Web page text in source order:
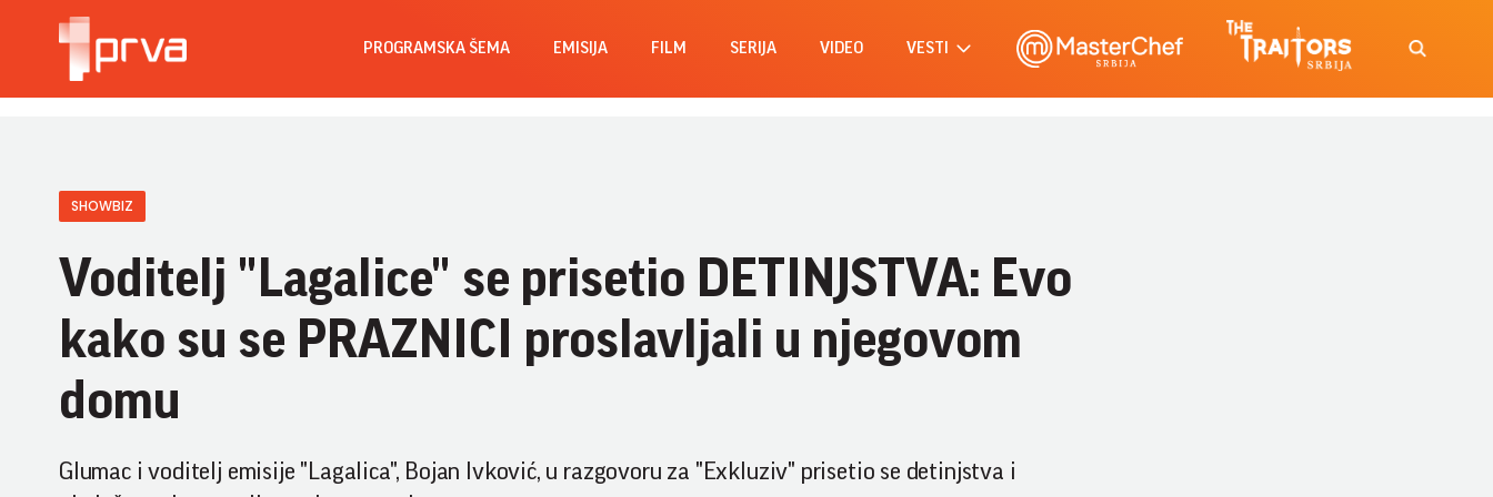
PROGRAMSKA ŠEMA EMISIJA FILM SERIJA VIDEO VESTI
SHOWBIZ
Voditelj "Lagalice" se prisetio DETINJSTVA: Evo
kako su se PRAZNICI proslavljali u njegovom
domu
Glumac i voditelj emisije "Lagalica", Bojan Ivković, u razgovoru za "Exkluziv" prisetio se detinjstva i